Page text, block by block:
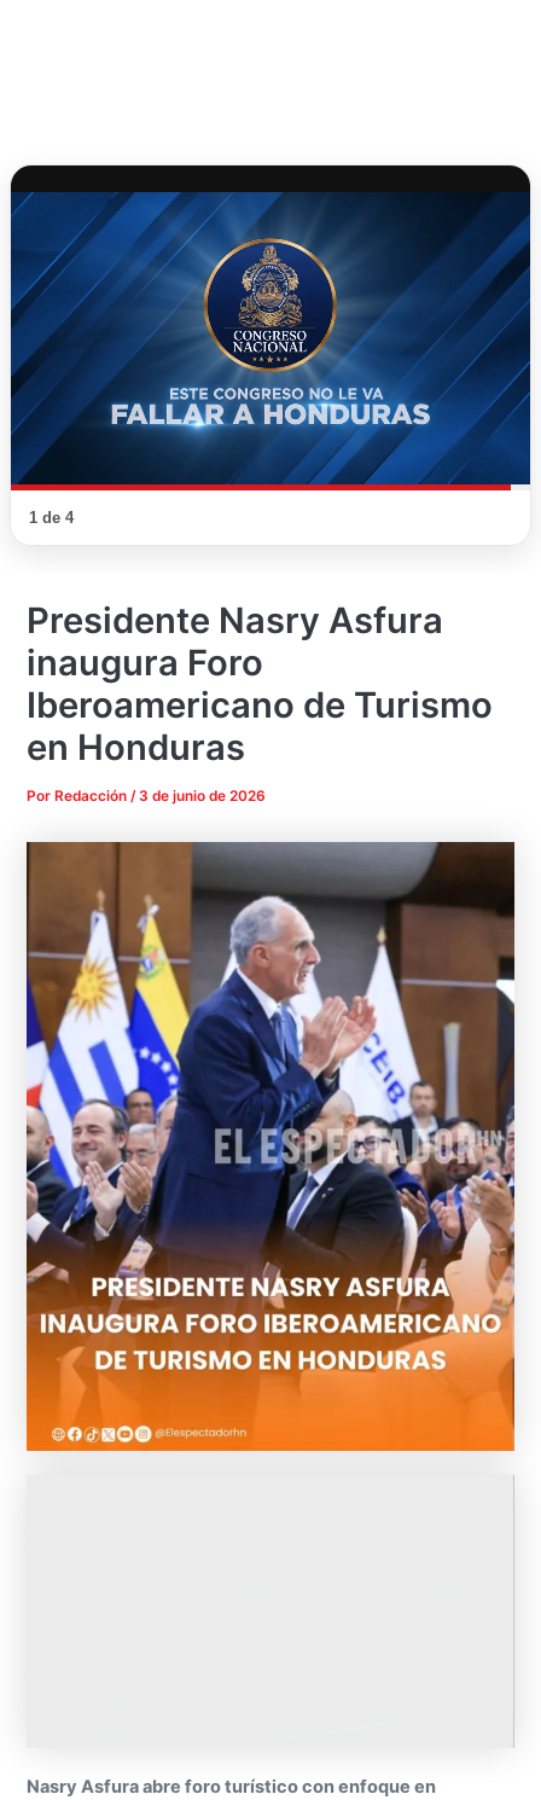
1 de 4
Presidente Nasry Asfura
inaugura Foro
Iberoamericano de Turismo
en Honduras
Por Redacción/ 3 de junio de 2026
Nasry Asfura abre foro turístico con enfoque en